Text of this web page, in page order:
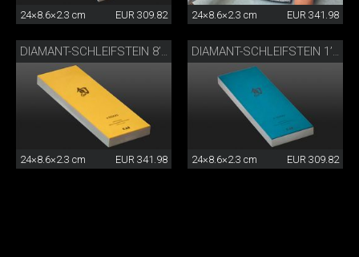
24×8.6×2.3 cm EUR 309.82 24×8.6×2.3 cm EUR 341.98
24×8.6×2.3 cm EUR 341.98 24×8.6×2.3 cm EUR 309.82